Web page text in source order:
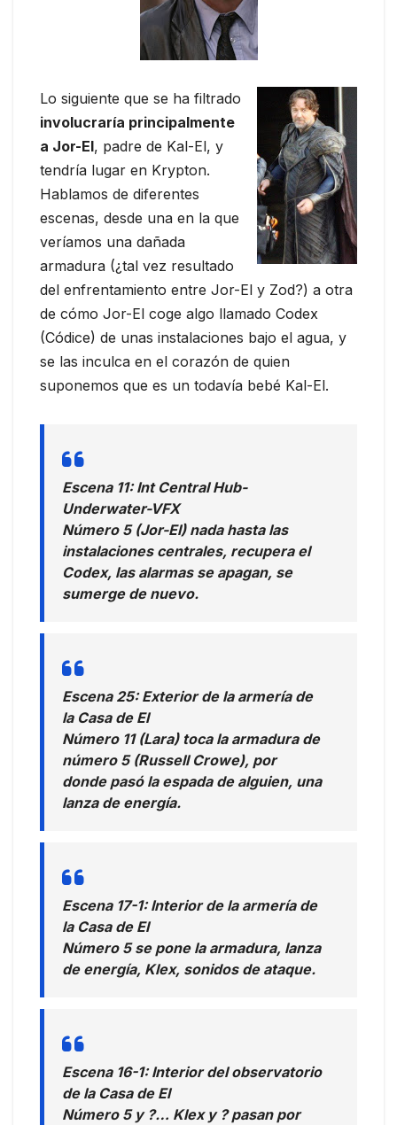
Lo siguiente que se ha filtrado
involucraría principalmente
a Jor-El, padre de Kal-El, y
tendría lugar en Krypton.
Hablamos de diferentes
escenas, desde una en la que
veríamos una dañada
armadura (¿tal vez resultado
del enfrentamiento entre Jor-El y Zod?) a otra
de cómo Jor-El coge algo llamado Codex
(Códice) de unas instalaciones bajo el agua, y
se las inculca en el corazón de quien
suponemos que es un todavía bebé Kal-El.
Escena 11: Int Central Hub-
Underwater-VFX
Número 5 (Jor-El) nada hasta las
instalaciones centrales, recupera el
Codex, las alarmas se apagan, se
sumerge de nuevo.
Escena 25: Exterior de la armería de
la Casa de El
Número 11 (Lara) toca la armadura de
número 5 (Russell Crowe), por
donde pasó la espada de alguien, una
lanza de energía.
Escena 17-1: Interior de la armería de
la Casa de El
Número 5 se pone la armadura, lanza
de energía, Klex, sonidos de ataque.
Escena 16-1: Interior del observatorio
de la Casa de El
Número 5 y ?… Klex y ? pasan por